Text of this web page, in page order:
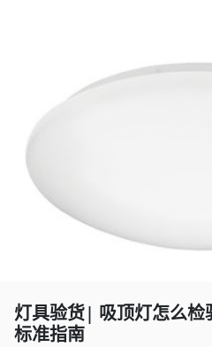
灯具验货| 吸顶灯怎么检
标准指南